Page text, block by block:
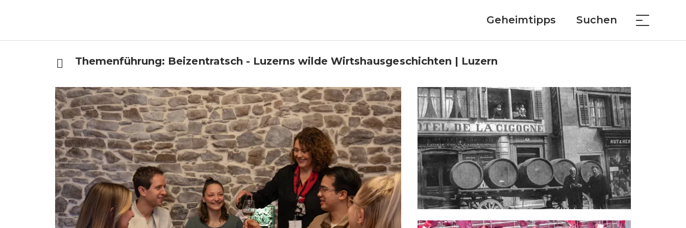
Geheimtipps Suchen
Themenführung: Beizentratsch - Luzerns wilde Wirtshausgeschichten | Luzern